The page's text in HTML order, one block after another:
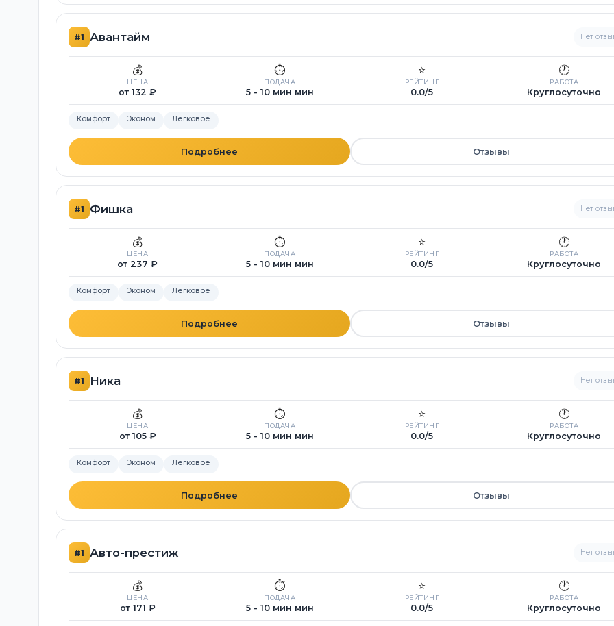
#1 Авантайм Нет
💰
ЦЕНА
от 132 ₽
⏱️
ПОДАЧА
5 - 10 мин мин
⭐
РЕЙТИНГ
0.0/5
🕐
РАБОТА
Круглосуточно
Комфорт Эконом Легковое
Подробнее Отзывы
#1 Фишка Нет
💰
ЦЕНА
от 237 ₽
⏱️
ПОДАЧА
5 - 10 мин мин
⭐
РЕЙТИНГ
0.0/5
🕐
РАБОТА
Круглосуточно
Комфорт Эконом Легковое
Подробнее Отзывы
#1 Ника Нет
💰
ЦЕНА
от 105 ₽
⏱️
ПОДАЧА
5 - 10 мин мин
⭐
РЕЙТИНГ
0.0/5
🕐
РАБОТА
Круглосуточно
Комфорт Эконом Легковое
Подробнее Отзывы
#1 Авто-престиж Нет
💰
ЦЕНА
от 171 ₽
⏱️
ПОДАЧА
5 - 10 мин мин
⭐
РЕЙТИНГ
0.0/5
🕐
РАБОТА
Круглосуточно